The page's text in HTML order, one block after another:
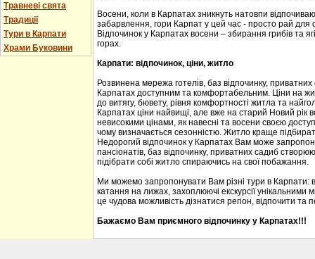
Травневі свята
Традиції
Тури в Карпати
Храми Буковини
Восени, коли в Карпатах зникнуть натовпи
забарвлення, гори Карпат у цей час - просто рай
Відпочинок у Карпатах восени – збирання грибів та
горах.
Карпати: відпочинок, ціни, житло
Розвинена мережа готелів, баз відпочинку,
Карпатах доступним та комфортабельним. Ціни на
до витягу, бювету, рівня комфортності житла та
Карпатах ціни найвищі, але вже на старий Новий рік
невисокими цінами, як навесні та восени своєю
чому визначається сезонністю. Житло краще
Недорогий відпочинок у Карпатах Вам може
пансіонатів, баз відпочинку, приватних садиб
підібрати собі житло спираючись на свої побажання.
Ми можемо запропонувати Вам різні тури в Карпати:
катання на лижах, захоплюючі екскурсії
це чудова можливість дізнатися регіон, відпочити та
Бажаємо Вам приємного відпочинку у Карпатах!!!